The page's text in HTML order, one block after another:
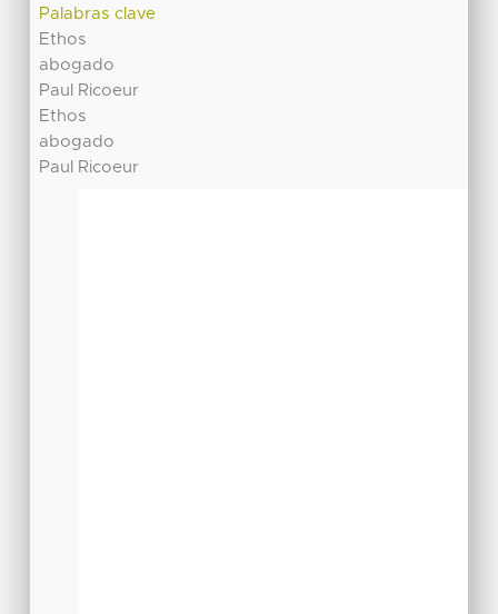
Palabras clave
Ethos
abogado
Paul Ricoeur
Ethos
abogado
Paul Ricoeur